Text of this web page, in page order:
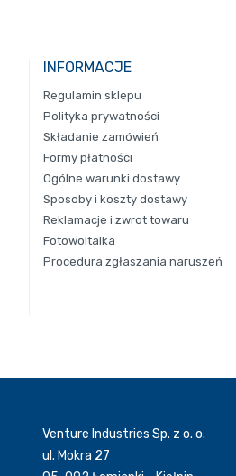
INFORMACJE
Regulamin sklepu
Polityka prywatności
Składanie zamówień
Formy płatności
Ogólne warunki dostawy
Sposoby i koszty dostawy
Reklamacje i zwrot towaru
Fotowoltaika
Procedura zgłaszania naruszeń
Venture Industries Sp. z o. o.
ul. Mokra 27